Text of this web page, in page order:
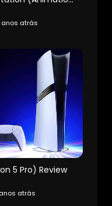
anos atrás
5 Pro) Review
atrás